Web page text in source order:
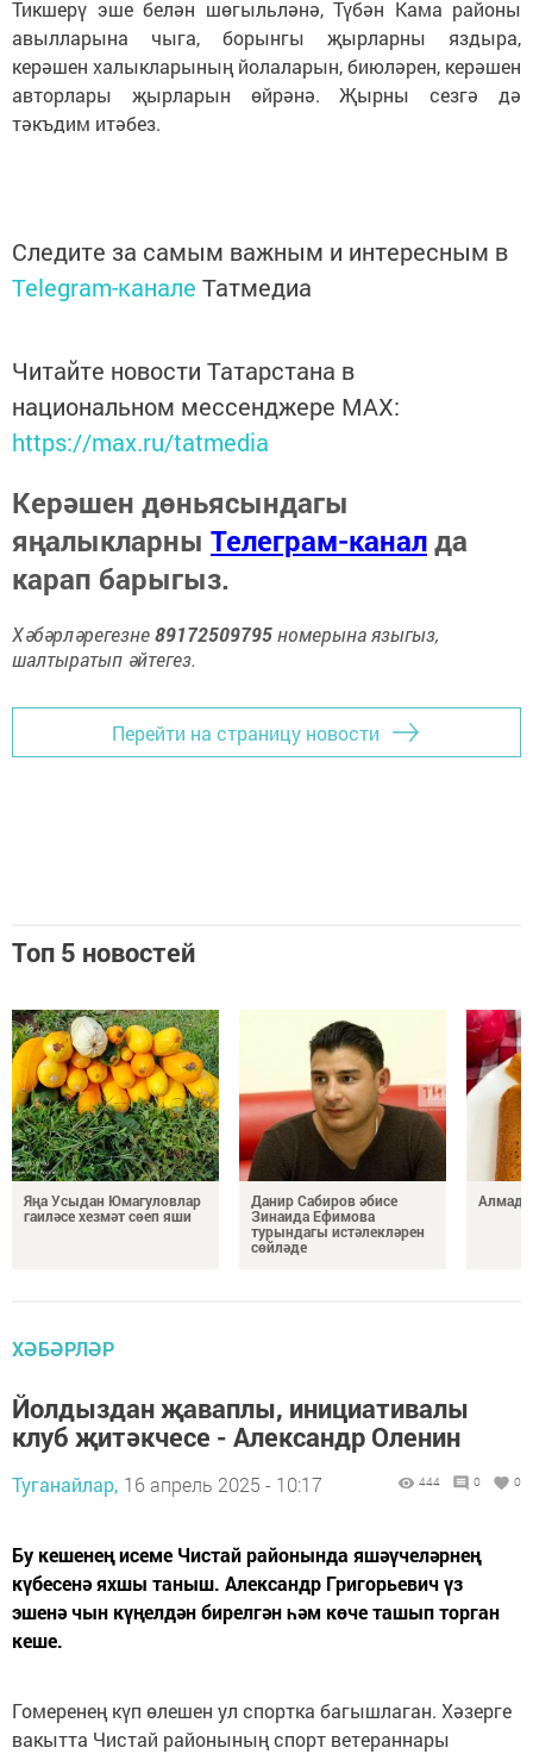
Тикшерү эше белән шөгыльләнә, Түбән Кама районы
авылларына чыга, борынгы җырларны яздыра,
керәшен халыкларының йолаларын, биюләрен, керәшен
авторлары җырларын өйрәнә. Җырны сезгә дә
тәкъдим итәбез.
Следите за самым важным и интересным в
Telegram-канале Татмедиа
Читайте новости Татарстана в
национальном мессенджере MАХ:
https://max.ru/tatmedia
Керәшен дөньясындагы
яңалыкларны Телеграм-каналда
карап барыгыз.
Хәбәрләрегезне89172509795номерына языгыз,
шалтыратып әйтегез.
Перейти на страницу новости
Топ 5 новостей
Яңа Усыдан Юмагуловлар
гаиләсе хезмәт сөеп яши
Данир Сабиров әбисе
Зинаида Ефимова
турындагы истәлекләрен
сөйләде
ХӘБӘРЛӘР
Йолдыздан җаваплы, инициативалы
клуб җитәкчесе - Александр Оленин
Туганайлар, 16 апрель 2025 - 10:17 444 0 0
Бу кешенең исеме Чистай районында яшәүчеләрнең
күбесенә яхшы таныш. Александр Григорьевич үз
эшенә чын күңелдән бирелгән һәм көче ташып торган
кеше.
Гомеренең күп өлешен ул спортка багышлаган. Хәзерге
вакытта Чистай районының спорт ветераннары